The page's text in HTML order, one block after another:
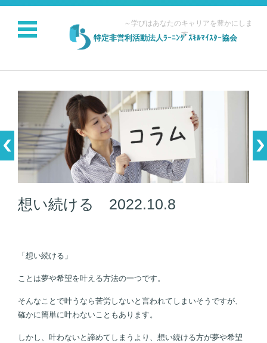
特定非営利活動法人ﾗｰﾆﾝｸﾞｽｷﾙﾏｲｽﾀｰ協会
～学びはあなたのキャリアを豊かにしま
す～
コンテンツに移動
想い続ける 2022.10.8
「想い続ける」
ことは夢や希望を叶える方法の一つです。
そんなことで叶うなら苦労しないと言われてしまいそうですが、
確かに簡単に叶わないこともあります。
しかし、叶わないと諦めてしまうより、想い続ける方が夢や希望